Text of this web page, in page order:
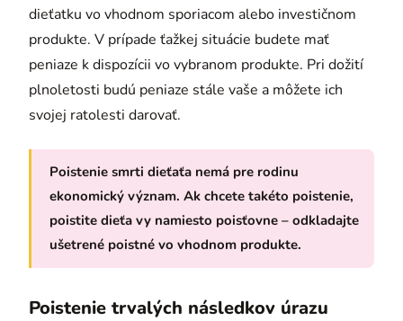
dieťatku vo vhodnom sporiacom alebo investičnom
produkte. V prípade ťažkej situácie budete mať
peniaze k dispozícii vo vybranom produkte. Pri dožití
plnoletosti budú peniaze stále vaše a môžete ich
svojej ratolesti darovať.
Poistenie smrti dieťaťa nemá pre rodinu
ekonomický význam. Ak chcete takéto poistenie,
poistite dieťa vy namiesto poisťovne – odkladajte
ušetrené poistné vo vhodnom produkte.
Poistenie trvalých následkov úrazu